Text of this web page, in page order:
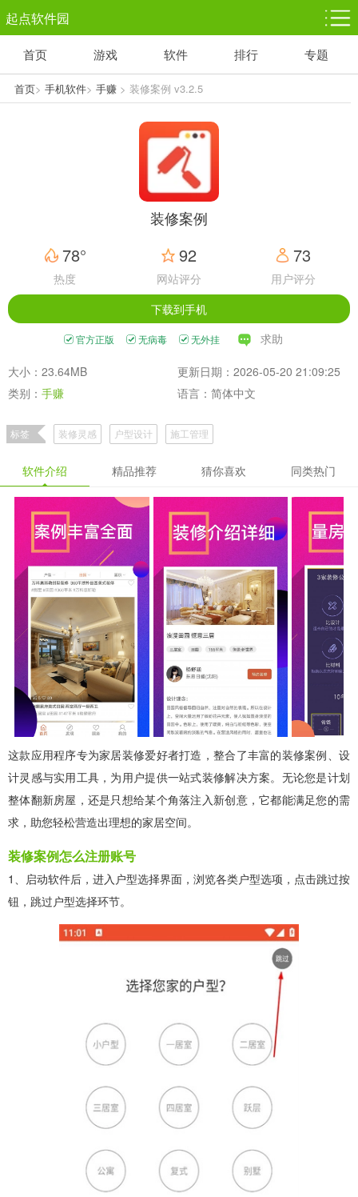
起点软件园
塔防游戏
1千+款游戏
休闲益智
1万+款游戏
体育竞技
5百+款游戏
赛车竞速
3百+款游戏
首页 游戏 软件 排行 专题
首页> 手机软件> 手赚> 装修案例 v3.2.5
装修案例
78°
热度
92
网站评分
73
用户评分
下载到手机
官方正版 无病毒 无外挂 求助
大小：23.64MB
更新日期：2026-05-20 21:09:25
类别： 手赚 语言：简体中文
标签 装修灵感 户型设计 施工管理
软件介绍 精品推荐 猜你喜欢 同类热门
这款应用程序专为家居装修爱好者打造，整合了丰富的装修案例、设
计灵感与实用工具，为用户提供一站式装修解决方案。无论您是计划
整体翻新房屋，还是只想给某个角落注入新创意，它都能满足您的需
求，助您轻松营造出理想的家居空间。
装修案例怎么注册账号
1、启动软件后，进入户型选择界面，浏览各类户型选项，点击跳过按
钮，跳过户型选择环节。